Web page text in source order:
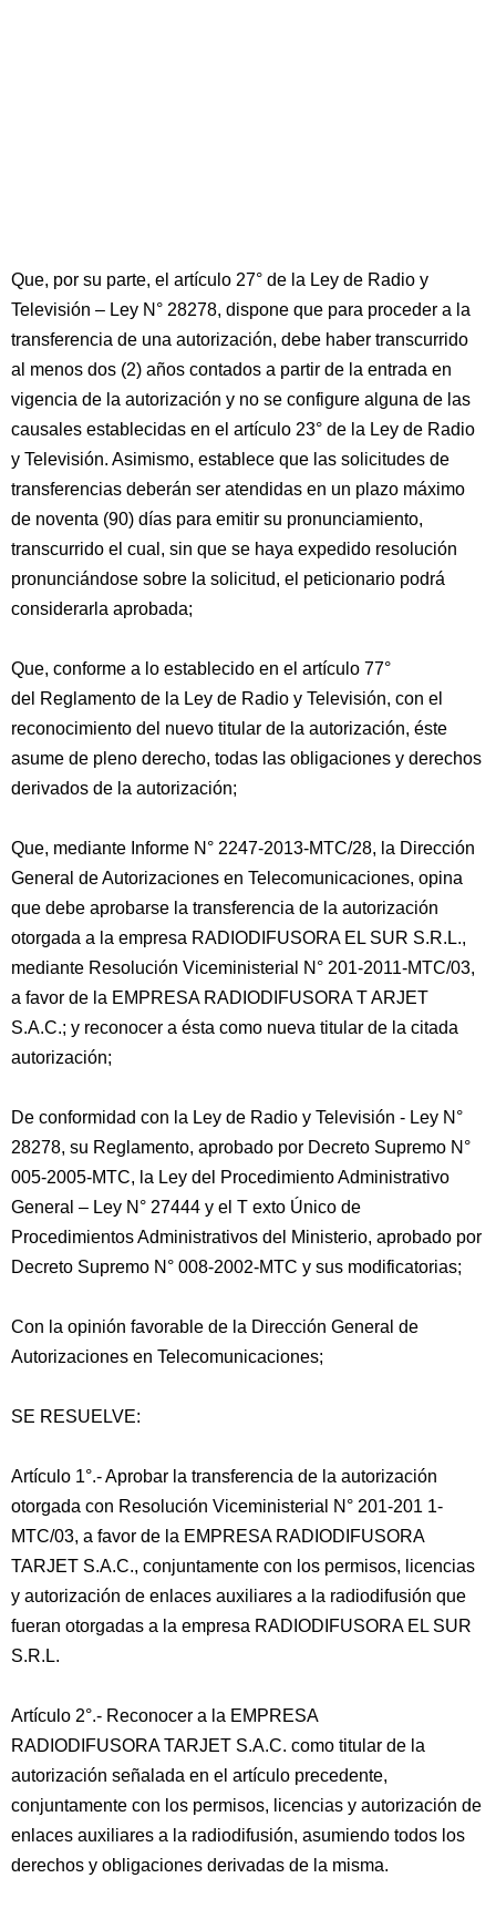
Que, por su parte, el artículo 27° de la Ley de Radio y
Televisión – Ley N° 28278, dispone que para proceder a la
transferencia de una autorización, debe haber transcurrido
al menos dos (2) años contados a partir de la entrada en
vigencia de la autorización y no se configure alguna de las
causales establecidas en el artículo 23° de la Ley de Radio
y Televisión. Asimismo, establece que las solicitudes de
transferencias deberán ser atendidas en un plazo máximo
de noventa (90) días para emitir su pronunciamiento,
transcurrido el cual, sin que se haya expedido resolución
pronunciándose sobre la solicitud, el peticionario podrá
considerarla aprobada;
Que, conforme a lo establecido en el artículo 77°
del Reglamento de la Ley de Radio y Televisión, con el
reconocimiento del nuevo titular de la autorización, éste
asume de pleno derecho, todas las obligaciones y derechos
derivados de la autorización;
Que, mediante Informe N° 2247-2013-MTC/28, la Dirección
General de Autorizaciones en Telecomunicaciones, opina
que debe aprobarse la transferencia de la autorización
otorgada a la empresa RADIODIFUSORA EL SUR S.R.L.,
mediante Resolución Viceministerial N° 201-2011-MTC/03,
a favor de la EMPRESA RADIODIFUSORA T ARJET
S.A.C.; y reconocer a ésta como nueva titular de la citada
autorización;
De conformidad con la Ley de Radio y Televisión - Ley N°
28278, su Reglamento, aprobado por Decreto Supremo N°
005-2005-MTC, la Ley del Procedimiento Administrativo
General – Ley N° 27444 y el T exto Único de
Procedimientos Administrativos del Ministerio, aprobado por
Decreto Supremo N° 008-2002-MTC y sus modificatorias;
Con la opinión favorable de la Dirección General de
Autorizaciones en Telecomunicaciones;
SE RESUELVE:
Artículo 1°.- Aprobar la transferencia de la autorización
otorgada con Resolución Viceministerial N° 201-201 1-
MTC/03, a favor de la EMPRESA RADIODIFUSORA
TARJET S.A.C., conjuntamente con los permisos, licencias
y autorización de enlaces auxiliares a la radiodifusión que
fueran otorgadas a la empresa RADIODIFUSORA EL SUR
S.R.L.
Artículo 2°.- Reconocer a la EMPRESA
RADIODIFUSORA TARJET S.A.C. como titular de la
autorización señalada en el artículo precedente,
conjuntamente con los permisos, licencias y autorización de
enlaces auxiliares a la radiodifusión, asumiendo todos los
derechos y obligaciones derivadas de la misma.